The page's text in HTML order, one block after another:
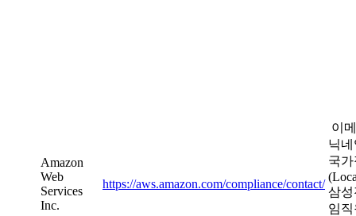
Amazon
Web
Services
Inc.
https://aws.amazon.com/compliance/contact/
이
닉
국
삼
임